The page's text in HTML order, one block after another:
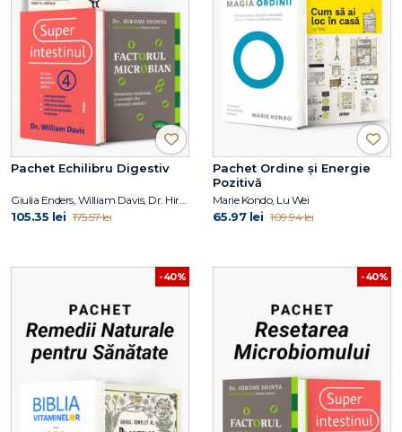
Pachet Echilibru Digestiv
Giulia Enders, William Davis, Dr. Hiromi Shinya
105.35 lei 175.57 lei
Pachet Ordine și Energie
Pozitivă
Marie Kondo, Lu Wei
65.97 lei 109.94 lei
-40% -40%